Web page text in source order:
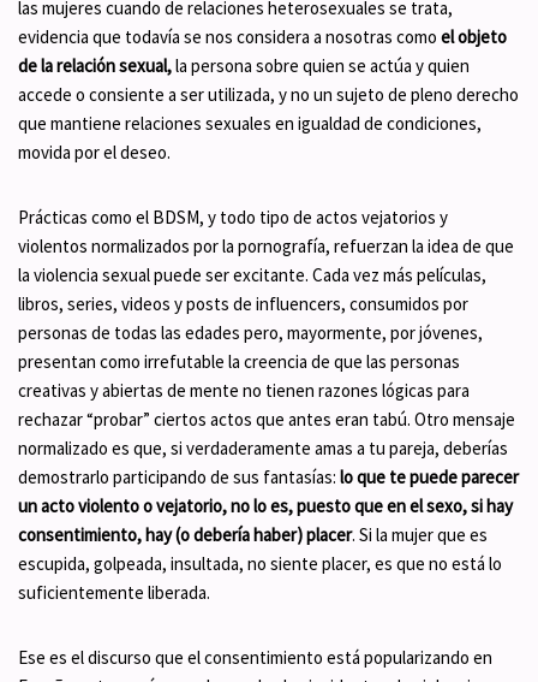
las mujeres cuando de relaciones heterosexuales se trata,
evidencia que todavía se nos considera a nosotras como el objeto
de la relación sexual,la persona sobre quien se actúa y quien
accede o consiente a ser utilizada, y no un sujeto de pleno derecho
que mantiene relaciones sexuales en igualdad de condiciones,
movida por el deseo.
Prácticas como el BDSM, y todo tipo de actos vejatorios y
violentos normalizados por la pornografía, refuerzan la idea de que
la violencia sexual puede ser excitante. Cada vez más películas,
libros, series, videos y posts de influencers, consumidos por
personas de todas las edades pero, mayormente, por jóvenes,
presentan como irrefutable la creencia de que las personas
creativas y abiertas de mente no tienen razones lógicas para
rechazar “probar” ciertos actos que antes eran tabú. Otro mensaje
normalizado es que, si verdaderamente amas a tu pareja, deberías
demostrarlo participando de sus fantasías: lo que te puede parecer
un acto violento o vejatorio, no lo es, puesto que en el sexo, si hay
consentimiento, hay (o debería haber) placer. Si la mujer que es
escupida, golpeada, insultada, no siente placer, es que no está lo
suficientemente liberada.
Ese es el discurso que el consentimiento está popularizando en